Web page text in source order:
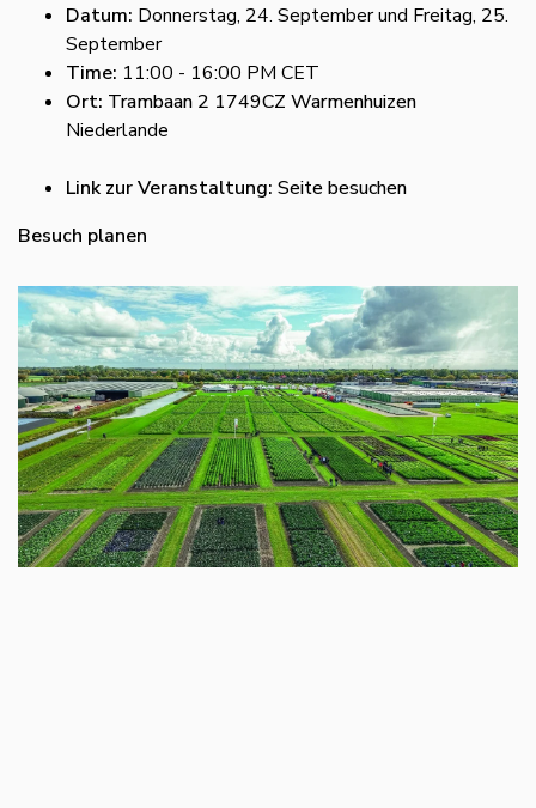
Datum: Donnerstag, 24. September und Freitag, 25.
September
Time: 11:00 - 16:00 PM CET
Ort: Trambaan 2 1749CZ Warmenhuizen
Niederlande
Link zur Veranstaltung: Seite besuchen
Besuch planen